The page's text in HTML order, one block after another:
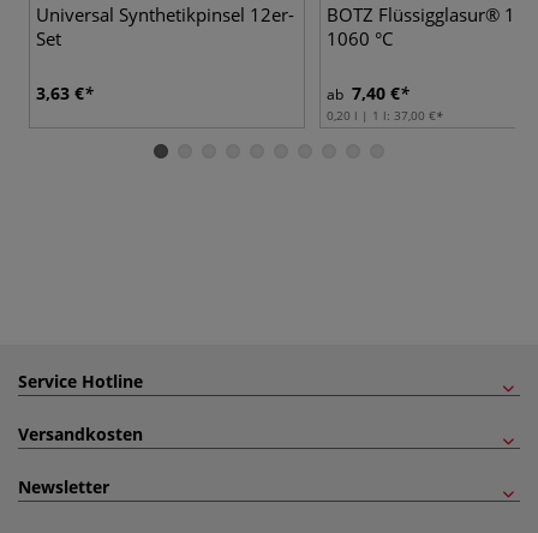
Universal Synthetikpinsel 12er-
Set
3,63 €
BOTZ Flüssigglasur®
1060 °C
ab 7,40 €
0,20 l | 1 l: 37,00 €
Service Hotline
Versandkosten
Newsletter